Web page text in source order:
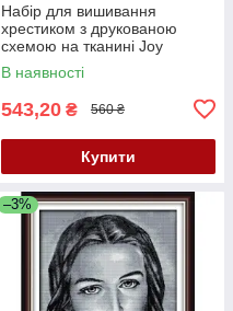
Набір для вишивання
хрестиком з друкованою
схемою на тканині Joy
Sunday Червоне листя FA001
В наявності
543,20 ₴ 560 ₴
Купити
–3%